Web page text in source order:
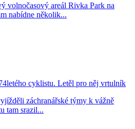
volnočasový areál Rivka Park na
nabídne několik...
cyklistu. Letěl pro něj vrtulník
záchranářské týmy k vážně
tam srazil...